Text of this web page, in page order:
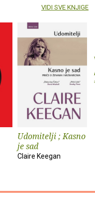
Udomitelji ; Kasno
je sad
Claire Keegan
VIDI SVE KNJIGE